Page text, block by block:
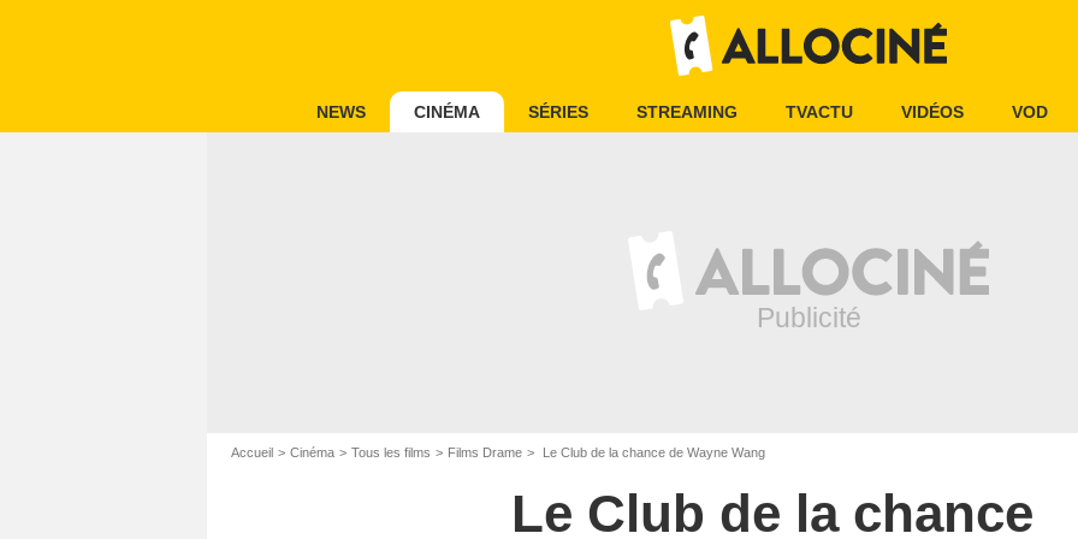
NEWS CINÉMA SÉRIES STREAMING TVACTU VIDÉOS VOD
Accueil Cinéma Tous les films Films Drame Le Club de la chance de Wayne Wang
Le Club de la chance